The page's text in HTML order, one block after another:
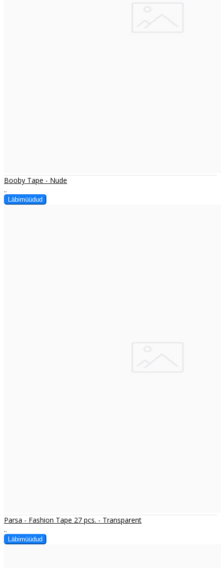
Booby Tape - Nude
..
Parsa - Fashion Tape 27 pcs. - Transparent
..